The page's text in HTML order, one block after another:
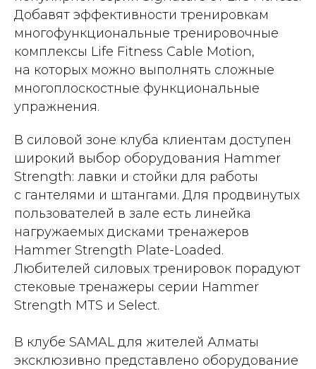
Добавят эффективности тренировкам
многофункциональные тренировочные
комплексы Life Fitness Cable Motion,
на которых можно выполнять сложные
многоплоскостные функциональные
упражнения.
В силовой зоне клуба клиентам доступен
широкий выбор оборудования Hammer
Strength: лавки и стойки для работы
с гантелями и штангами. Для продвинутых
пользователей в зале есть линейка
нагружаемых дисками тренажеров
Hammer Strength Plate-Loaded.
Любителей силовых тренировок порадуют
стековые тренажеры серии Hammer
Strength MTS и Select.
В клубе SAMAL для жителей Алматы
эксклюзивно представлено оборудование